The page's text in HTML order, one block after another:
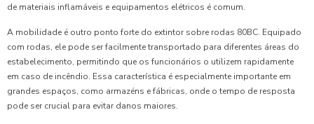
de materiais inflamáveis e equipamentos elétricos é comum.
A mobilidade é outro ponto forte do extintor sobre rodas 80BC. Equipado
com rodas, ele pode ser facilmente transportado para diferentes áreas do
estabelecimento, permitindo que os funcionários o utilizem rapidamente
em caso de incêndio. Essa característica é especialmente importante em
grandes espaços, como armazéns e fábricas, onde o tempo de resposta
pode ser crucial para evitar danos maiores.